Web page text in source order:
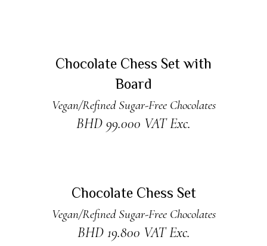
Chocolate Chess Set with
Board
Vegan/Refined Sugar-Free Chocolates
BHD 99.000 VAT Exc.
Chocolate Chess Set
Vegan/Refined Sugar-Free Chocolates
BHD 19.800 VAT Exc.